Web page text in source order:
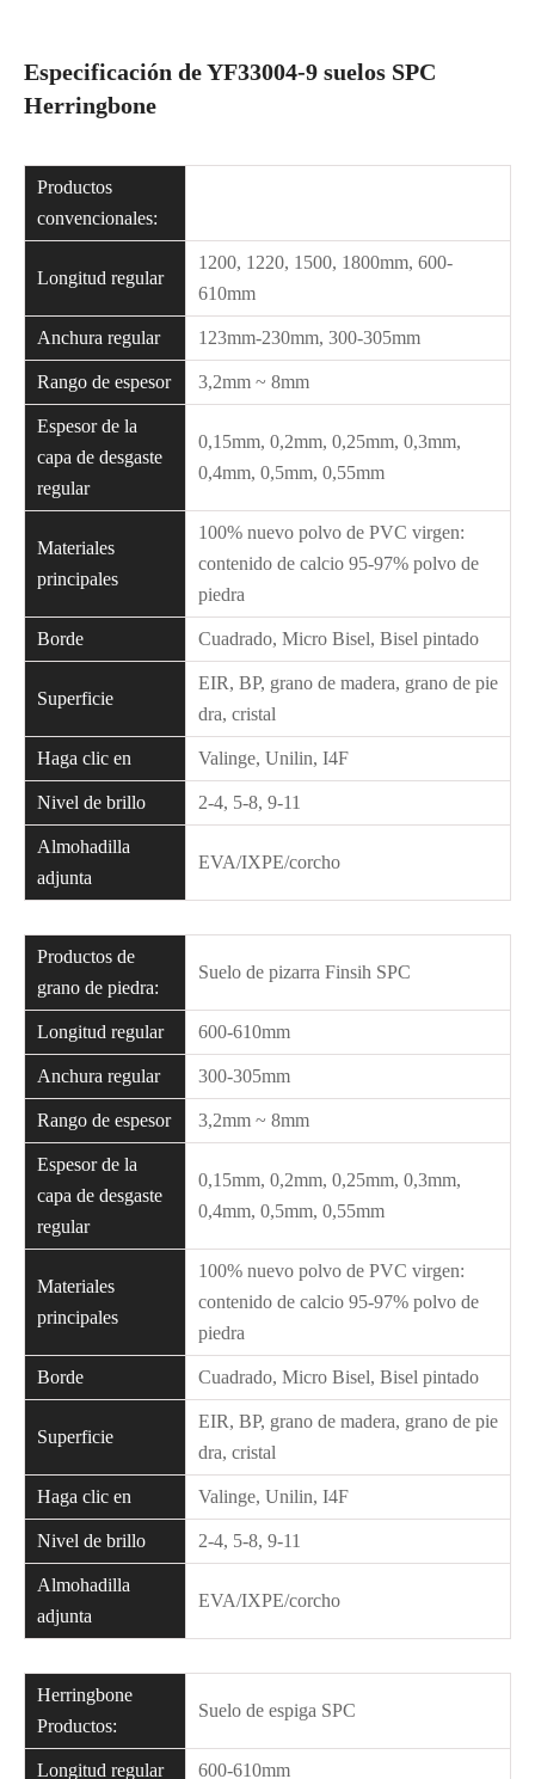
Especificación de YF33004-9 suelos SPC
Herringbone
Productos
convencionales:
Longitud regular
1200, 1220, 1500, 1800mm, 600-
610mm
Anchura regular 123mm-230mm, 300-305mm
Rango de espesor 3,2mm ~ 8mm
Espesor de la
capa de desgaste
regular
0,15mm, 0,2mm, 0,25mm, 0,3mm,
0,4mm, 0,5mm, 0,55mm
Materiales
principales
100% nuevo polvo de PVC virgen:
contenido de calcio 95-97% polvo de
piedra
Borde Cuadrado, Micro Bisel, Bisel pintado
Superficie
EIR, BP, grano de madera, grano de pie
dra, cristal
Haga clic en Valinge, Unilin, I4F
Nivel de brillo 2-4, 5-8, 9-11
Almohadilla
adjunta
EVA/IXPE/corcho
Productos de
grano de piedra:
Suelo de pizarra Finsih SPC
Longitud regular 600-610mm
Anchura regular 300-305mm
Rango de espesor 3,2mm ~ 8mm
Espesor de la
capa de desgaste
regular
0,15mm, 0,2mm, 0,25mm, 0,3mm,
0,4mm, 0,5mm, 0,55mm
Materiales
principales
100% nuevo polvo de PVC virgen:
contenido de calcio 95-97% polvo de
piedra
Borde Cuadrado, Micro Bisel, Bisel pintado
Superficie
EIR, BP, grano de madera, grano de pie
dra, cristal
Haga clic en Valinge, Unilin, I4F
Nivel de brillo 2-4, 5-8, 9-11
Almohadilla
adjunta
EVA/IXPE/corcho
Herringbone
Productos:
Suelo de espiga SPC
Longitud regular 600-610mm